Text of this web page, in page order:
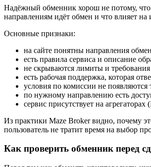
Надёжный обменник хорош не потому, что
направлениям идёт обмен и что влияет на
Основные признаки:
на сайте понятны направления
есть правила сервиса и описание
не скрываются лимиты и
есть рабочая поддержка, которая
условия по комиссии не появляются
по нужному направлению есть
сервис присутствует на
Из практики Maze Broker видно, почему
пользователь не тратит время на выбор
Как проверить обменник перед